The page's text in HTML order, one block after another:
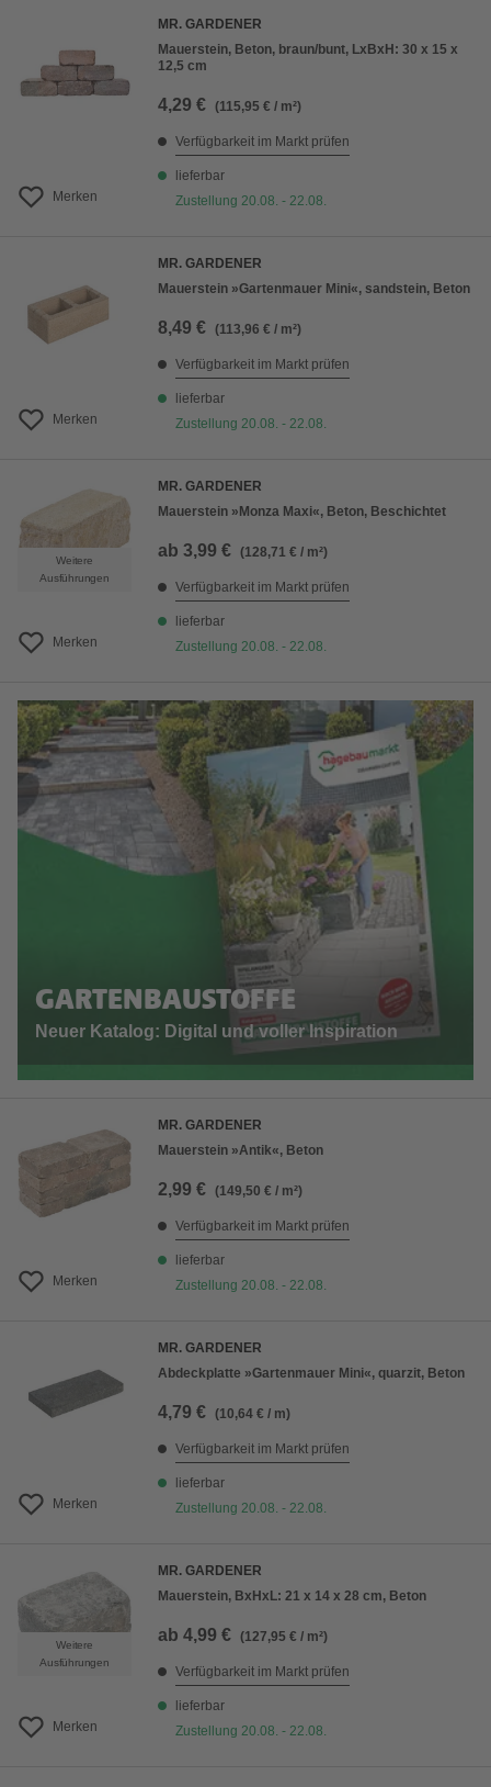
Merken
MR. GARDENER
Mauerstein, Beton, braun/bunt, LxBxH: 30 x 15 x
12,5 cm
4,29 € (115,95 € / m²)
Verfügbarkeit im Markt prüfen
lieferbar
Zustellung 20.08. - 22.08.
Merken
MR. GARDENER
Mauerstein »Gartenmauer Mini«, sandstein, Beton
8,49 € (113,96 € / m²)
Verfügbarkeit im Markt prüfen
lieferbar
Zustellung 20.08. - 22.08.
Weitere
Ausführungen
Merken
MR. GARDENER
Mauerstein »Monza Maxi«, Beton, Beschichtet
ab 3,99 € (128,71 € / m²)
Verfügbarkeit im Markt prüfen
lieferbar
Zustellung 20.08. - 22.08.
GARTENBAUSTOFFE
Neuer Katalog: Digital und voller Inspiration
Merken
MR. GARDENER
Mauerstein »Antik«, Beton
2,99 € (149,50 € / m²)
Verfügbarkeit im Markt prüfen
lieferbar
Zustellung 20.08. - 22.08.
Merken
MR. GARDENER
Abdeckplatte »Gartenmauer Mini«, quarzit, Beton
4,79 € (10,64 € / m)
Verfügbarkeit im Markt prüfen
lieferbar
Zustellung 20.08. - 22.08.
Weitere
Ausführungen
Merken
MR. GARDENER
Mauerstein, BxHxL: 21 x 14 x 28 cm, Beton
ab 4,99 € (127,95 € / m²)
Verfügbarkeit im Markt prüfen
lieferbar
Zustellung 20.08. - 22.08.